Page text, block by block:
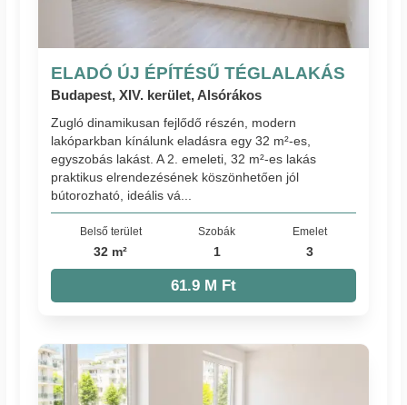
ELADÓ ÚJ ÉPÍTÉSŰ TÉGLALAKÁS
Budapest, XIV. kerület, Alsórákos
Zugló dinamikusan fejlődő részén, modern
lakóparkban kínálunk eladásra egy 32 m²-es,
egyszobás lakást. A 2. emeleti, 32 m²-es lakás
praktikus elrendezésének köszönhetően jól
bútorozható, ideális vá...
Belső terület
32 m²
Szobák
1
Emelet
3
61.9 M Ft